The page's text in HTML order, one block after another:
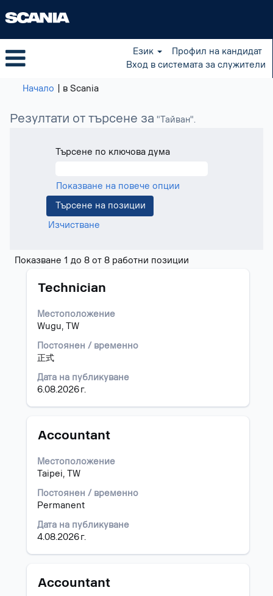
Език
Профил на кандидат
Вход в системата за служители
Начало в Scania(настояща
Резултати от търсене за "Тайван".
Търсене по ключова дума
Показване на повече опции
Изчистване
Показване 1 до 8 от 8 работни позиции
позиции
видите
Позиция
Technician
Местоположение
Wugu, TW
Постоянен / временно
正式
Дата на публикуване
6.08.2026 г.
Изберете
бутона
за
интервал,
за
да
пълното
съдържание
на
за
задание.
Позиция
Accountant
Местоположение
Taipei, TW
Постоянен / временно
Permanent
Дата на публикуване
4.08.2026 г.
Изберете
бутона
за
интервал,
за
да
пълното
съдържание
на
за
задание.
Позиция
Accountant
Изберете